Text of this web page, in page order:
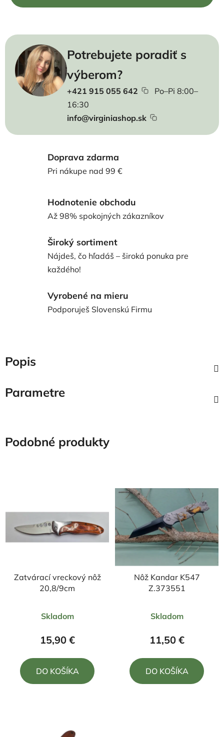
Potrebujete poradiť s
výberom?
+421 915 055 642
Po–Pi 8:00–
16:30
info@virginiashop.sk
Doprava zdarma
Pri nákupe nad 99 €
Hodnotenie obchodu
Až 98% spokojných zákazníkov
Široký sortiment
Nájdeš, čo hľadáš – široká ponuka pre
každého!
Vyrobené na mieru
Podporuješ Slovenskú Firmu
Popis
Parametre
Podobné produkty
Zatvárací vreckový nôž
20,8/9cm
hodnotenie
produktu
4,5
z
Skladom
15,90 €
DO KOŠÍKA
Nôž Kandar K547
Z.373551
hodnotenie
produktu
4,5
z
Skladom
11,50 €
DO KOŠÍKA